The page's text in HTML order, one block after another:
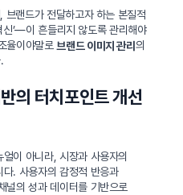
브랜드가 전달하고자 하는 본질적
신’—이 흔들리지 않도록 관리해야
율이야말로 브랜드 이미지 관리의
의 터치포인트 개선
이 아니라, 시장과 사용자의
. 사용자의 감정적 반응과
널의 성과 데이터를 기반으로